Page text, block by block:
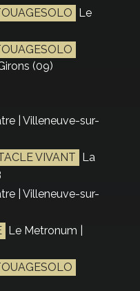
Le
(09)
| Villeneuve-sur-
VIVANT La
| Villeneuve-sur-
Le Metronum |